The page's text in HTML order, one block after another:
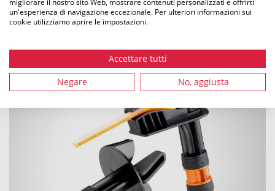
un'esperienza di navigazione eccezionale. Per ulteriori informazioni sui
cookie utilizziamo aprire le impostazioni.
Accettare tutti
Negare No, aggiusta
Prodotti correlati: